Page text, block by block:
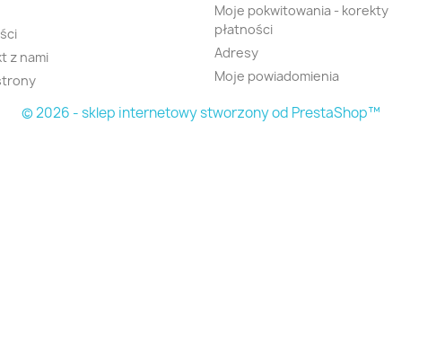
z nami
Moje pokwitowania - korekty
płatności
Adresy
Moje powiadomienia
© 2026 - sklep internetowy stworzony od PrestaShop™